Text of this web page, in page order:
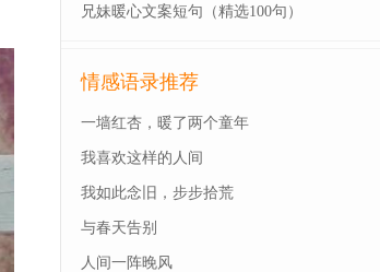
兄妹暖心文案短句（精选100句）
情感语录推荐
一墙红杏，暖了两个童年
我喜欢这样的人间
我如此念旧，步步拾荒
与春天告别
人间一阵晚风